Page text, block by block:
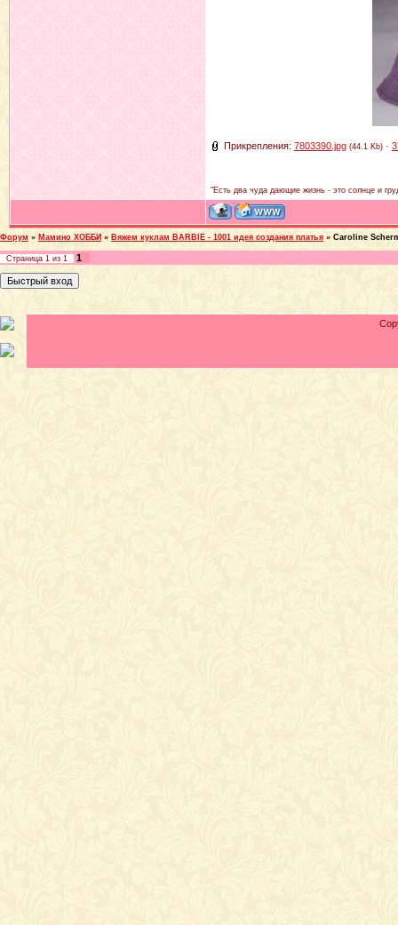
Прикрепления: 7803390.jpg (44.1 Kb) ·
"Есть два чуда дающие жизнь - это солнце и
Форум » Мамино ХОББИ » Вяжем куклам BARBIE - 1001 идея создания платья » Caroline
Страница 1 из 1 1